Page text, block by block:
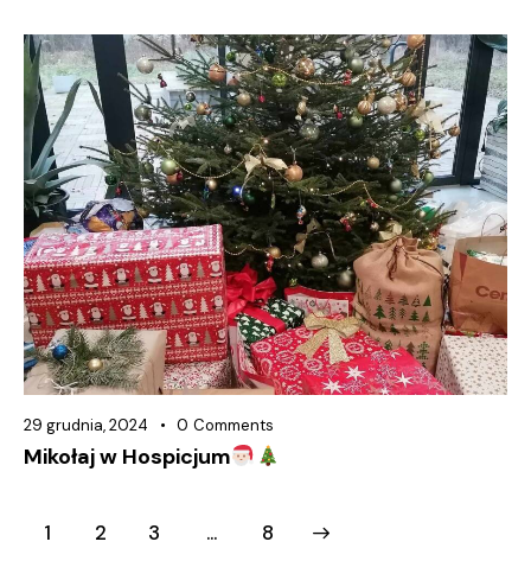
29 grudnia, 2024 0 Comments
Mikołaj w Hospicjum
1 2 3 … 8
>